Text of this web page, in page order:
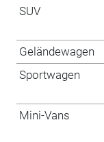
SUV
Geländewagen
Sportwagen
Mini-Vans